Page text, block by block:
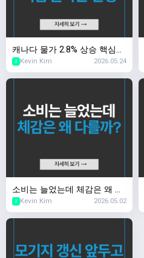
캐나다 물가 2.8% 상승 핵심
물가는 안정
2 Kevin Kim 2026.05.24
소비는 늘었는데 체감은 왜 다
를까?
2 Kevin Kim 2026.05.02